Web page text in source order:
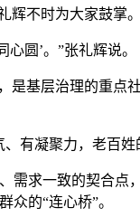
时为大家鼓掌
圆’。”张礼辉说。
层治理的重点
凝聚力，老百姓
求一致的契合点
的“连心桥”。